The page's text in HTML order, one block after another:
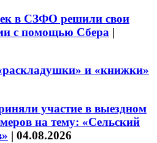
в СЗФО решили свои
с помощью Сбера |
и «книжки»
участие в выездном
на тему: «Сельский
| 04.08.2026